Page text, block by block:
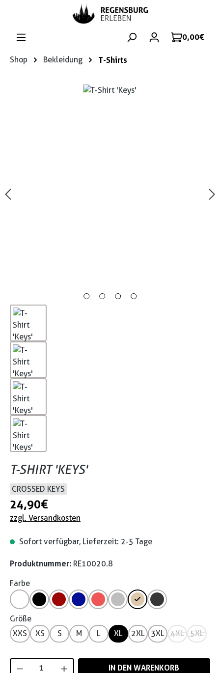
Zum Hauptinhalt springen
0,00 €
Shop Bekleidung T-Shirts
Bildergalerie überspringen
T-SHIRT 'KEYS'
CROSSED KEYS
24,90 €
zzgl. Versandkosten
Sofort verfügbar, Lieferzeit: 2-5 Tage
Produktnummer: RE10020.8
Farbe
Größe
XXS
XS S M L XL 2XL 3XL 4XL 5XL
Produkt Anzahl: Gib den gewünschten
IN DEN WARENKORB